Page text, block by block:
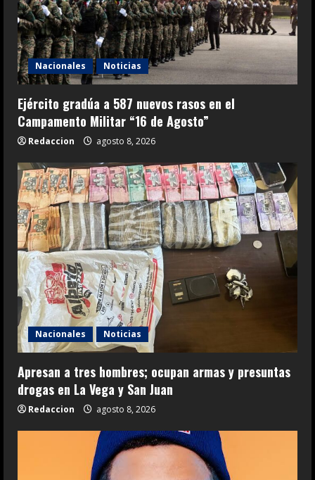
Nacionales Noticias
Ejército gradúa a 587 nuevos rasos en el
Campamento Militar “16 de Agosto”
Redaccion agosto 8, 2026
Nacionales Noticias
Apresan a tres hombres; ocupan armas y presuntas
drogas en La Vega y San Juan
Redaccion agosto 8, 2026